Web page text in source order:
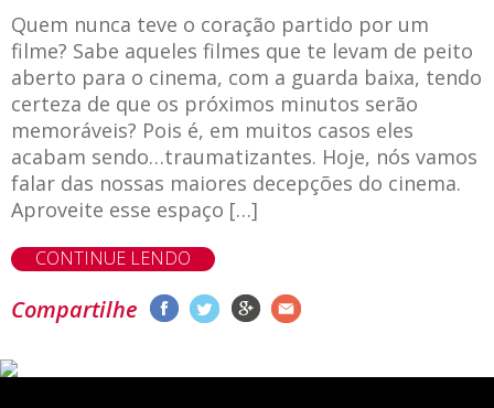
Quem nunca teve o coração partido por um
filme? Sabe aqueles filmes que te levam de peito
aberto para o cinema, com a guarda baixa, tendo
certeza de que os próximos minutos serão
memoráveis? Pois é, em muitos casos eles
acabam sendo…traumatizantes. Hoje, nós vamos
falar das nossas maiores decepções do cinema.
Aproveite esse espaço […]
CONTINUE LENDO
Compartilhe